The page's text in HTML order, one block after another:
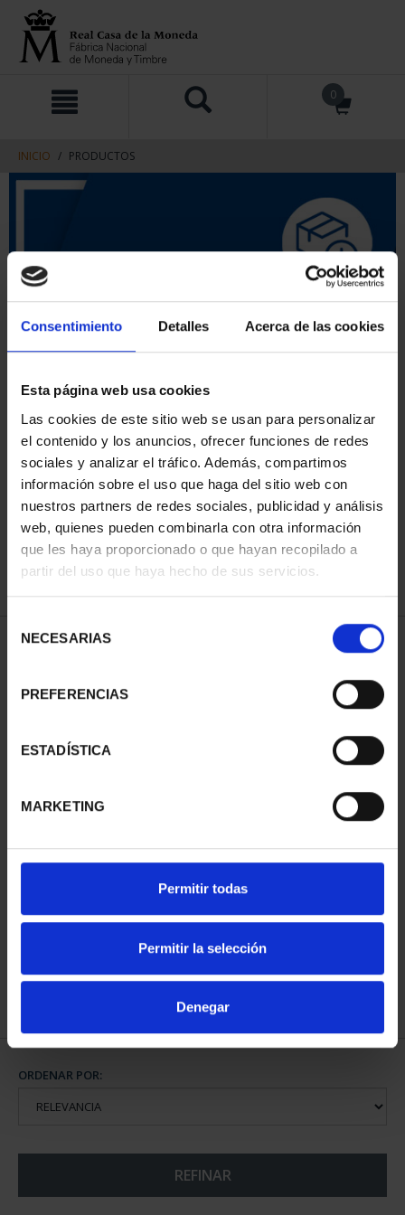
Consentimiento Detalles Acerca de las cookies
Esta página web usa cookies
Las cookies de este sitio web se usan para personalizar
el contenido y los anuncios, ofrecer funciones de redes
sociales y analizar el tráfico. Además, compartimos
información sobre el uso que haga del sitio web con
nuestros partners de redes sociales, publicidad y análisis
web, quienes pueden combinarla con otra información
que les haya proporcionado o que hayan recopilado a
partir del uso que haya hecho de sus servicios.
NECESARIAS
PREFERENCIAS
ESTADÍSTICA
MARKETING
Permitir todas
Permitir la selección
Denegar
contenido
navegacin
0
INICIO PRODUCTOS
ORDENAR POR:
REFINAR
1 Productos encontrados
CAPITALES ESPAÑOLAS
73,00 €
ORDENAR POR:
REFINAR